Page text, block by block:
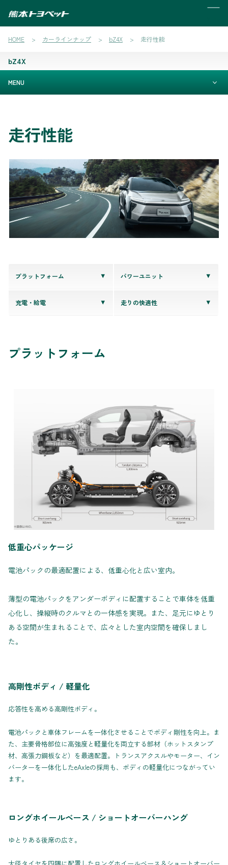
HOME カーラインナップ bZ4X 走行性能
bZ4X
MENU
走行性能
プラットフォーム パワーユニット
充電・給電 走りの快適性
プラットフォーム
低重心パッケージ
電池パックの最適配置による、低重心化と広い室内。
薄型の電池パックをアンダーボディに配置することで車体を低重
心化し、操縦時のクルマとの一体感を実現。また、足元にゆとり
ある空間が生まれることで、広々とした室内空間を確保しまし
た。
高剛性ボディ / 軽量化
応答性を高める高剛性ボディ。
電池パックと車体フレームを一体化させることでボディ剛性を向上。ま
た、主要骨格部位に高強度と軽量化を両立する部材（ホットスタンプ
材、高張力鋼板など）を最適配置。トランスアクスルやモーター、イン
バーターを一体化したeAxleの採用も、ボディの軽量化につながってい
ます。
ロングホイールベース / ショートオーバーハング
ゆとりある後席の広さ。